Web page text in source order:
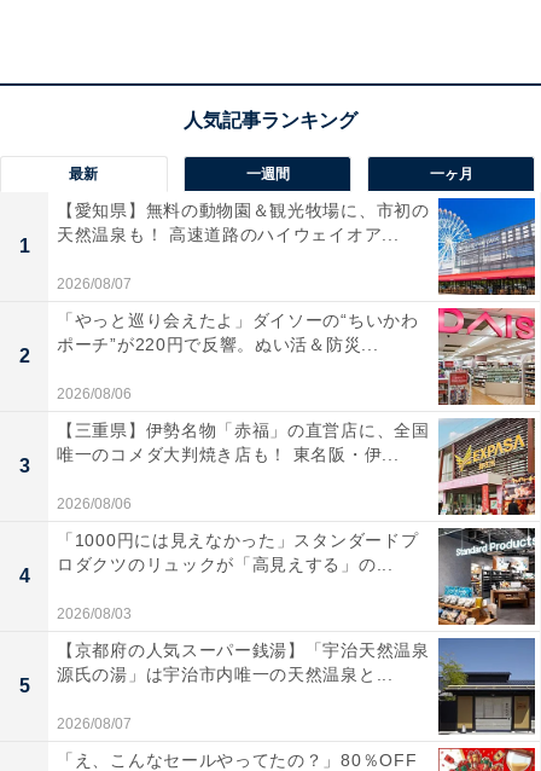
「閉庁日」ができて、先生の休み方も少しずつ変
わってきた
最近は、お盆や年末年始に「閉庁日」が長めに設けられ
る学校が増えています。これは学校自体を閉める日で、
原則として教職員は出勤しません。私の勤務校でも、12
月下旬から1月上旬にかけて、比較的まとまった閉庁期
間があります。
最新 一週間 一ヶ月
1
【愛知県】無料の動物園＆観光牧場に、市初の
天然温泉も！ 高速道路のハイウェイオア...
2026/08/07
2
「やっと巡り会えたよ」ダイソーの“ちいかわ
ポーチ”が220円で反響。ぬい活＆防災...
2026/08/06
3
【三重県】伊勢名物「赤福」の直営店に、全国
唯一のコメダ大判焼き店も！ 東名阪・伊...
2026/08/06
4
「1000円には見えなかった」スタンダードプ
ロダクツのリュックが「高見えする」の...
2026/08/03
5
【京都府の人気スーパー銭湯】「宇治天然温泉
源氏の湯」は宇治市内唯一の天然温泉と...
2026/08/07
「え、こんなセールやってたの？」80％OFF